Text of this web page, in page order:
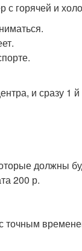
с горячей и
и сразу 1
должны
200 р.